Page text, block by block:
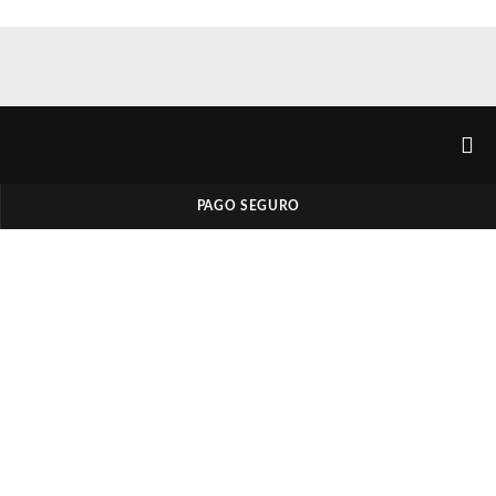
PAGO SEGURO